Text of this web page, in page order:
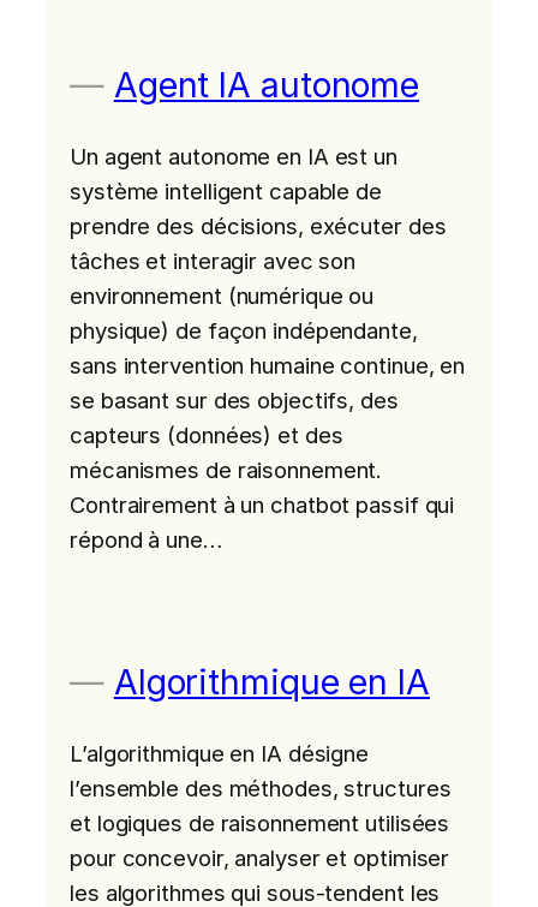
Agent IA autonome
Un agent autonome en IA est un
système intelligent capable de
prendre des décisions, exécuter des
tâches et interagir avec son
environnement (numérique ou
physique) de façon indépendante,
sans intervention humaine continue, en
se basant sur des objectifs, des
capteurs (données) et des
mécanismes de raisonnement.
Contrairement à un chatbot passif qui
répond à une…
Algorithmique en IA
L’algorithmique en IA désigne
l’ensemble des méthodes, structures
et logiques de raisonnement utilisées
pour concevoir, analyser et optimiser
les algorithmes qui sous-tendent les